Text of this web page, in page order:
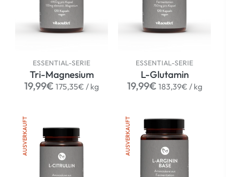
ESSENTIAL-SERIE
Tri-Magnesium
Normaler
19,99€ 175,35€ / per
kg
ESSENTIAL-SERIE
L-Glutamin
Normaler
19,99€ 183,39€ / per
kg
AUSVERKAUFT AUSVERKAUFT